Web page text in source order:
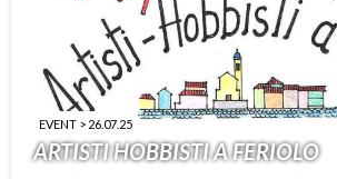
EVENT > 26.07.25
ARTISTI HOBBISTI A FERIOLO